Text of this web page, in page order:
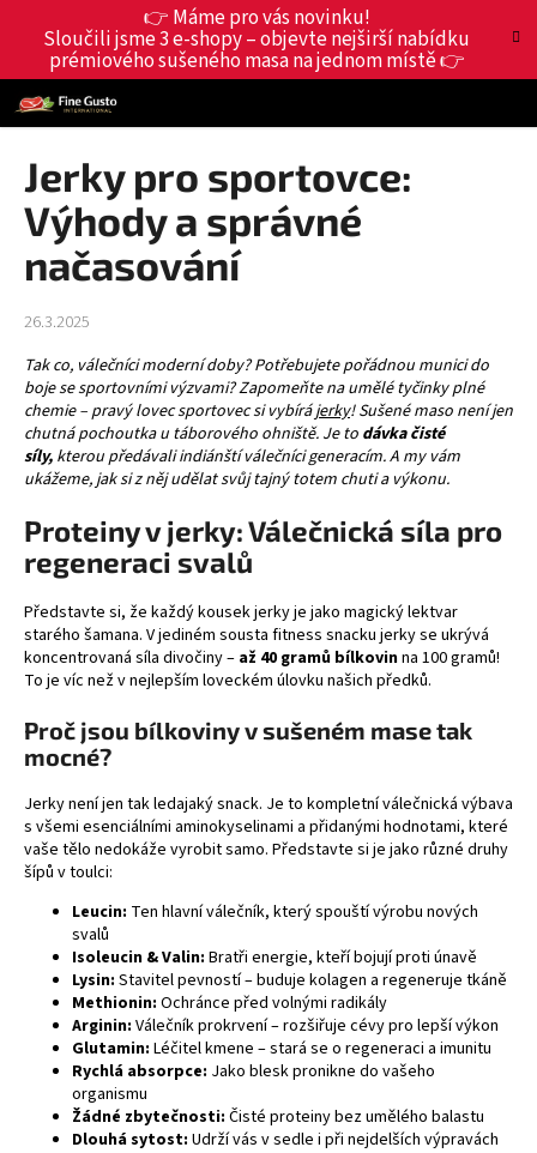
👉 Máme pro vás novinku!
Sloučili jsme 3 e-shopy – objevte nejširší nabídku
prémiového sušeného masa na jednom místě 👉
HledatPřihlášení
Jerky pro sportovce:
Výhody a správné
načasování
26.3.2025
Tak co, válečníci moderní doby? Potřebujete pořádnou munici do
boje se sportovními výzvami? Zapomeňte na umělé tyčinky plné
chemie – pravý lovec sportovec si vybírájerky! Sušené maso není jen
chutná pochoutka u táborového ohniště. Je to dávka čisté
síly, kterou předávali indiánští válečníci generacím. A my vám
ukážeme, jak si z něj udělat svůj tajný totem chuti a výkonu.
Proteiny v jerky: Válečnická síla pro
regeneraci svalů
Představte si, že každý kousek jerky je jako magický lektvar
starého šamana. V jediném sousta fitness snacku jerky se ukrývá
koncentrovaná síla divočiny – až 40 gramů bílkovinna 100 gramů!
To je víc než v nejlepším loveckém úlovku našich předků.
Proč jsou bílkoviny v sušeném mase tak
mocné?
Jerky není jen tak ledajaký snack. Je to kompletní válečnická výbava
s všemi esenciálními aminokyselinami a přidanými hodnotami, které
vaše tělo nedokáže vyrobit samo. Představte si je jako různé druhy
šípů v toulci:
Leucin: Ten hlavní válečník, který spouští výrobu nových
svalů
Isoleucin & Valin: Bratři energie, kteří bojují proti únavě
Lysin: Stavitel pevností – buduje kolagen a regeneruje tkáně
Methionin: Ochránce před volnými radikály
Arginin: Válečník prokrvení – rozšiřuje cévy pro lepší výkon
Glutamin: Léčitel kmene – stará se o regeneraci a imunitu
Rychlá absorpce: Jako blesk pronikne do vašeho
organismu
Žádné zbytečnosti: Čisté proteiny bez umělého balastu
Dlouhá sytost: Udrží vás v sedle i při nejdelších výpravách
š
k
Zpět
Zpět
C
o
p
o
t
ř
e
b
u
j
e
t
n
a
j
í
t
?
HLEDAT